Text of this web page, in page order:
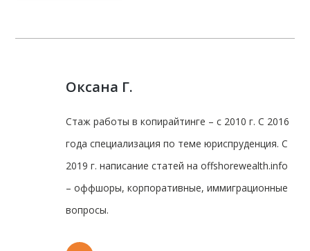
Оксана Г.
Стаж работы в копирайтинге – с 2010 г. С 2016
года специализация по теме юриспруденция. С
2019 г. написание статей на offshorewealth.info
– оффшоры, корпоративные, иммиграционные
вопросы.